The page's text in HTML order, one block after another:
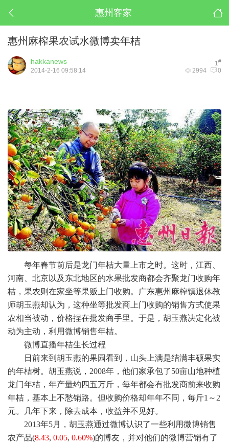
惠州客家
惠州麻榨果农试水微博卖年桔
1#
hakkanews
2994 0
2014-2-16 09:58:14
每年春节前后是龙门年桔大量上市之时。这时，江西、
河南、北京以及东北地区的水果批发商都会齐聚龙门收购年
桔，果农则在家坐等果贩上门收购。广东惠州麻榨镇退休教
师胡玉燕却认为，这种坐等批发商上门收购的销售方式使果
农相当被动，价格捏在批发商手里。于是，胡玉燕决定化被
动为主动，利用微博销售年桔。
微博直播年桔生长过程
日前来到胡玉燕的果园看到，山头上满是结满丰硕果实
的年桔树。胡玉燕说，2008年，他们家承包了50亩山地种植
龙门年桔，年产量约四五万斤，每年都会有批发商前来收购
年桔，基本上不愁销路。但收购价格却年年不同，每斤1～2
元。几年下来，除去成本，收益并不见好。
2013年5月，胡玉燕通过微博认识了一些利用微博销售
农产品(8.43, 0.05, 0.60%)的博友，并对他们的微博营销有了